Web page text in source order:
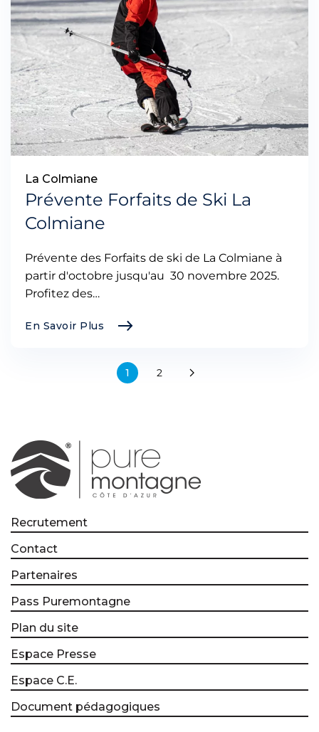
La Colmiane
Prévente Forfaits de Ski La
Colmiane
Prévente des Forfaits de ski de La Colmiane à
partir d'octobre jusqu'au 30 novembre 2025.
Profitez des…
En Savoir Plus
1 2
Recrutement
Contact
Partenaires
Pass Puremontagne
Plan du site
Espace Presse
Espace C.E.
Document pédagogiques